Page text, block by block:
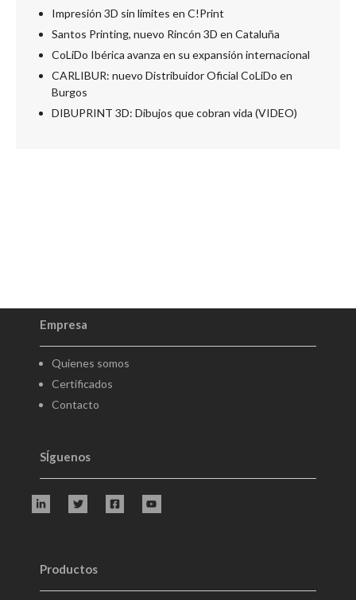
Impresión 3D sin límites en C!Print
Santos Printing, nuevo Rincón 3D en Cataluña
CoLiDo Ibérica avanza en su expansión internacional
CARLIBUR: nuevo Distribuidor Oficial CoLiDo en
Burgos
DIBUPRINT 3D: Dibujos que cobran vida (VIDEO)
Empresa
Quienes somos
Certificados
Contacto
SÍguenos
Productos